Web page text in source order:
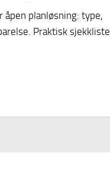
planløsning: type,
Praktisk sjekkliste